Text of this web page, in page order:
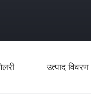
उत्पाद विवरण